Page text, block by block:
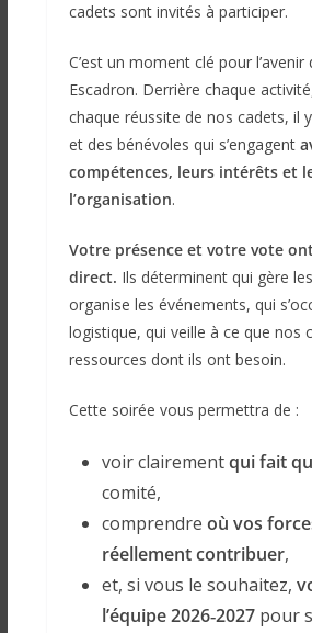
cadets sont invités à participer.
C’est un moment clé pour l’avenir
Escadron. Derrière chaque
chaque réussite de nos cadets, il
et des bénévoles qui s’engagent
compétences, leurs intérêts et
l’organisation.
Votre présence et votre vote
direct. Ils déterminent qui gère
organise les événements, qui
logistique, qui veille à ce que nos
ressources dont ils ont besoin.
Cette soirée vous permettra de :
voir clairementqui fait
comité,
comprendre où vos
réellement contribuer,
et, si vous le souhaitez,
l’équipe 2026‑2027pour